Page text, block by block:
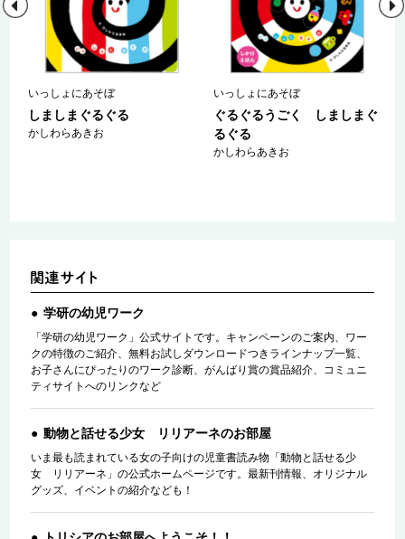
いっしょにあそぼ
しましまぐるぐる
かしわらあきお
いっしょにあそぼ
ぐるぐるうごく しましまぐ
るぐる
かしわらあきお
学研の幼児ワーク
「学研の幼児ワーク」公式サイトです。キャンペーンのご案内、ワー
クの特徴のご紹介、無料お試しダウンロードつきラインナップ一覧、
お子さんにぴったりのワーク診断、がんばり賞の賞品紹介、コミュニ
ティサイトへのリンクなど
動物と話せる少女 リリアーネのお部屋
いま最も読まれている女の子向けの児童書読み物「動物と話せる少
女 リリアーネ」の公式ホームページです。最新刊情報、オリジナル
グッズ、イベントの紹介なども！